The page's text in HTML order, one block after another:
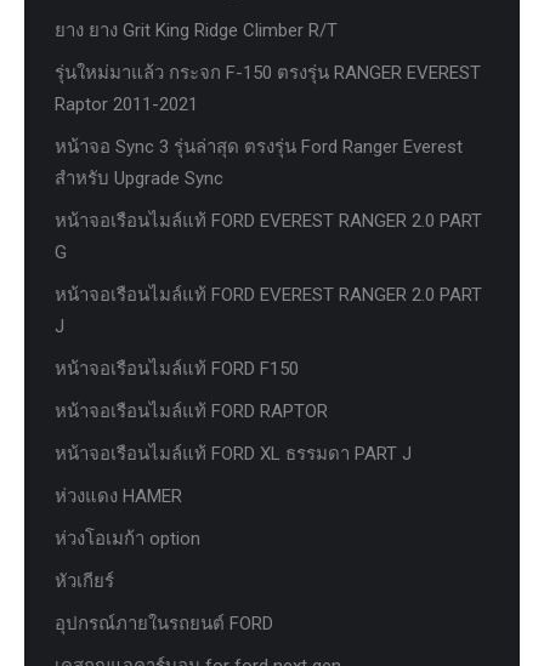
ยาง ยาง Grit King Ridge Climber R/T
รุ่นใหม่มาแล้ว กระจก F-150 ตรงรุ่น RANGER EVEREST
Raptor 2011-2021
หน้าจอ Sync 3 รุ่นล่าสุด ตรงรุ่น Ford Ranger Everest
สำหรับ Upgrade Sync
หน้าจอเรือนไมล์แท้ FORD EVEREST RANGER 2.0 PART
G
หน้าจอเรือนไมล์แท้ FORD EVEREST RANGER 2.0 PART
J
หน้าจอเรือนไมล์แท้ FORD F150
หน้าจอเรือนไมล์แท้ FORD RAPTOR
หน้าจอเรือนไมล์แท้ FORD XL ธรรมดา PART J
ห่วงแดง HAMER
ห่วงโอเมก้า option
หัวเกียร์
อุปกรณ์ภายในรถยนต์ FORD